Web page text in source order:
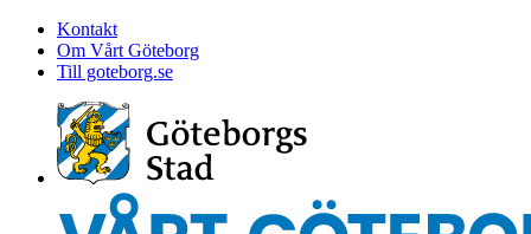
Kontakt
Om Vårt Göteborg
Till goteborg.se